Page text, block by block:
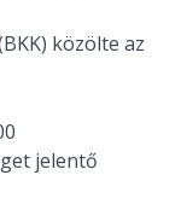
közölte az
jelentő